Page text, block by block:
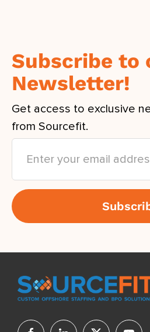
Subscribe to
Newsletter!
Get access to exclusive
from Sourcefit.